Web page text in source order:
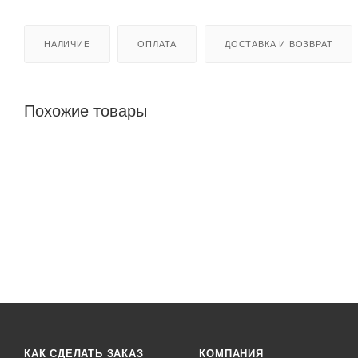
НАЛИЧИЕ ОПЛАТА ДОСТАВКА И ВОЗВРАТ
Похожие товары
КАК СДЕЛАТЬ ЗАКАЗ КОМПАНИЯ